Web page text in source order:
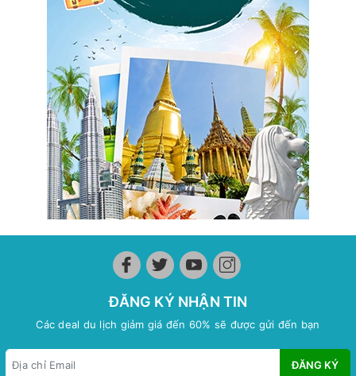
ĐĂNG KÝ NHẬN TIN
Các deal du lịch giảm giá đến 60% sẽ được gửi đến bạn
ĐĂNG KÝ